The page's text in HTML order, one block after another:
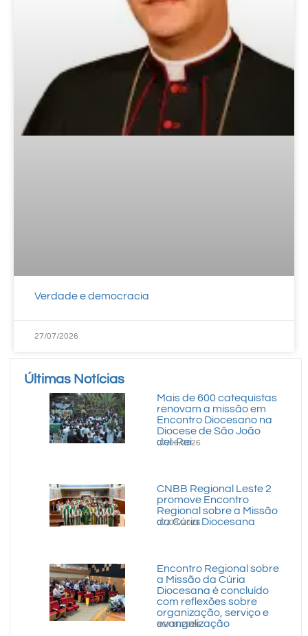
Verdade e democracia
27/07/2026
Últimas Notícias
Mais de 600 catequistas
renovam a missão em
Encontro Diocesano na
Diocese de São João
del-Rei
07/08/2026
CNBB Regional Leste 2
promove Encontro
Regional sobre a Missão
da Cúria Diocesana
07/08/2026
Encontro Regional sobre
a Missão da Cúria
Diocesana é concluído
com reflexões sobre
organização, serviço e
evangelização
06/08/2026